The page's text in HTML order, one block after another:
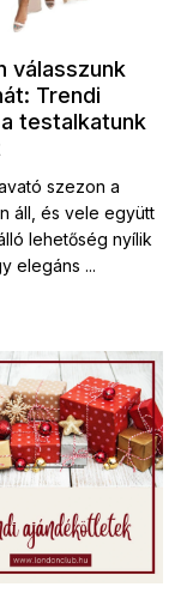
válasszunk
Trendi
testalkatunk
szezon a
áll, és vele együtt
lehetőség nyílik
elegáns ...